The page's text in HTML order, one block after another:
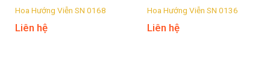
Hoa Hướng Viễn SN 0168
Liên hệ
Hoa Hướng Viễn SN 0136
Liên hệ